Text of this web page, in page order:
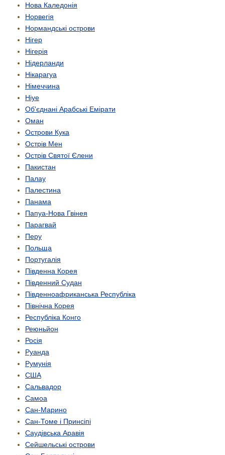
Нова Каледонія
Норвегія
Нормандські острови
Нігер
Нігерія
Нідерланди
Нікарагуа
Німеччина
Ніуе
Об'єднані Арабські Емірати
Оман
Острови Кука
Острів Мен
Острів Святої Єлени
Пакистан
Палау
Палестина
Панама
Папуа-Нова Гвінея
Парагвай
Перу
Польща
Португалія
Південна Корея
Південний Судан
Південно­африканська Республіка
Північна Корея
Республіка Конго
Реюньйон
Росія
Руанда
Румунія
США
Сальвадор
Самоа
Сан-Марино
Сан-Томе і Принсіпі
Саудівська Аравія
Сейшельські острови